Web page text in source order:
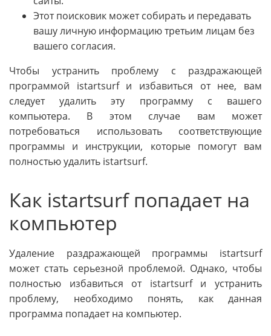
Этот поисковик может собирать и передавать
вашу личную информацию третьим лицам без
вашего согласия.
Чтобы устранить проблему с раздражающей
программой istartsurf и избавиться от нее, вам
следует удалить эту программу с вашего
компьютера. В этом случае вам может
потребоваться использовать соответствующие
программы и инструкции, которые помогут вам
полностью удалить istartsurf.
Как istartsurf попадает на
компьютер
Удаление раздражающей программы istartsurf
может стать серьезной проблемой. Однако, чтобы
полностью избавиться от istartsurf и устранить
проблему, необходимо понять, как данная
программа попадает на компьютер.